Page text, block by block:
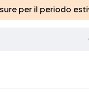
per il periodo